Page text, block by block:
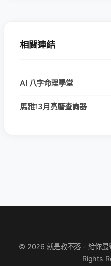
相關連結
AI 八字命理學堂
馬雅13月亮曆查詢器
© 2026 就是教不落 - 給你最
Rights